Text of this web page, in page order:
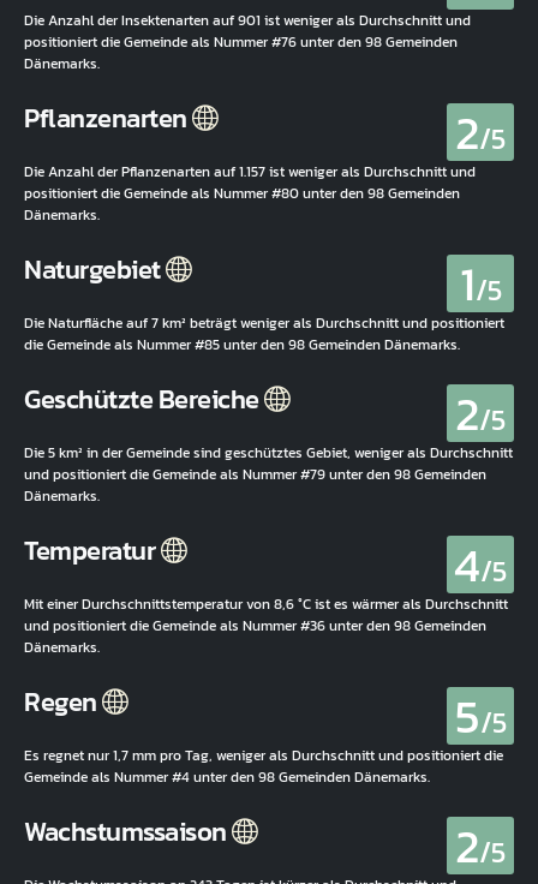
Die Anzahl der Insektenarten auf 901 ist weniger als Durchschnitt und
positioniert die Gemeinde als Nummer #76 unter den 98 Gemeinden
Dänemarks.
Pflanzenarten 2/5
Die Anzahl der Pflanzenarten auf 1.157 ist weniger als Durchschnitt und
positioniert die Gemeinde als Nummer #80 unter den 98 Gemeinden
Dänemarks.
Naturgebiet 1/5
Die Naturfläche auf 7 km² beträgt weniger als Durchschnitt und positioniert
die Gemeinde als Nummer #85 unter den 98 Gemeinden Dänemarks.
Geschützte Bereiche 2/5
Die 5 km² in der Gemeinde sind geschütztes Gebiet, weniger als Durchschnitt
und positioniert die Gemeinde als Nummer #79 unter den 98 Gemeinden
Dänemarks.
Temperatur 4/5
Mit einer Durchschnittstemperatur von 8,6 °C ist es wärmer als Durchschnitt
und positioniert die Gemeinde als Nummer #36 unter den 98 Gemeinden
Dänemarks.
Regen 5/5
Es regnet nur 1,7 mm pro Tag, weniger als Durchschnitt und positioniert die
Gemeinde als Nummer #4 unter den 98 Gemeinden Dänemarks.
Wachstumssaison 2/5